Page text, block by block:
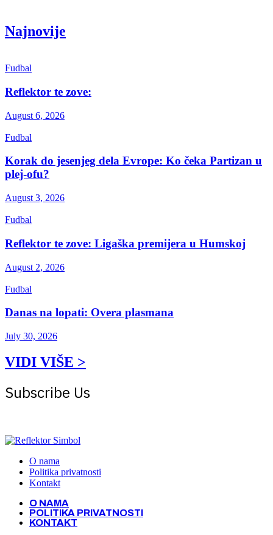
Najnovije
Fudbal
Reflektor te zove:
August 6, 2026
Fudbal
Korak do jesenjeg dela Evrope: Ko čeka Partizan u
plej-ofu?
August 3, 2026
Fudbal
Reflektor te zove: Ligaška premijera u Humskoj
August 2, 2026
Fudbal
Danas na lopati: Overa plasmana
July 30, 2026
VIDI VIŠE >
Subscribe Us
O nama
Politika privatnosti
Kontakt
O NAMA
POLITIKA PRIVATNOSTI
KONTAKT